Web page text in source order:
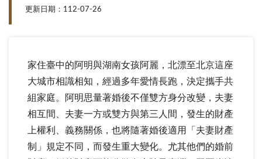
更新日期：112-07-26
家住臺中的阿明與湖南女孩阿麗，北漂至北京這座
大城市相識相知，經過多年愛情長跑，決定攜手共
組家庭。阿明思量著婚後不僅雙方身分改變，夫妻
相互間、夫妻一方或雙方與第三人間，發生的財產
上權利、義務關係，也將隨著婚後適用「夫妻財產
制」規定不同，而發生重大變化。尤其他們的婚前